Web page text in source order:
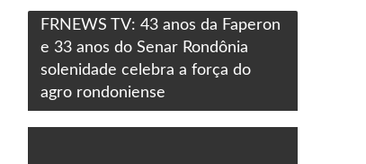
FRNEWS TV: 43 anos da Faperon
e 33 anos do Senar Rondônia
solenidade celebra a força do
agro rondoniense